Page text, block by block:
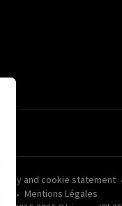
and cookie statement
Mentions Légales